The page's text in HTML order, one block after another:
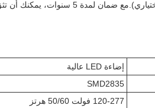
إضاءة LED عالية
SMD2835
120-277 فولت 50/60 هرتز